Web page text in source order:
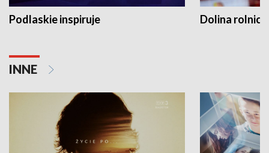
Podlaskie inspiruje Dolina
INNE